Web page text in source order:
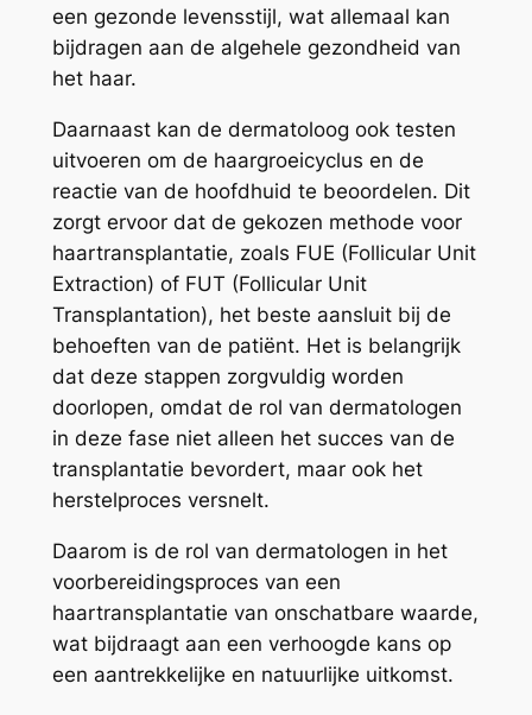
een gezonde levensstijl, wat allemaal kan
bijdragen aan de algehele gezondheid van
het haar.
Daarnaast kan de dermatoloog ook testen
uitvoeren om de haargroeicyclus en de
reactie van de hoofdhuid te beoordelen. Dit
zorgt ervoor dat de gekozen methode voor
haartransplantatie, zoals FUE (Follicular Unit
Extraction) of FUT (Follicular Unit
Transplantation), het beste aansluit bij de
behoeften van de patiënt. Het is belangrijk
dat deze stappen zorgvuldig worden
doorlopen, omdat de rol van dermatologen
in deze fase niet alleen het succes van de
transplantatie bevordert, maar ook het
herstelproces versnelt.
Daarom is de rol van dermatologen in het
voorbereidingsproces van een
haartransplantatie van onschatbare waarde,
wat bijdraagt aan een verhoogde kans op
een aantrekkelijke en natuurlijke uitkomst.